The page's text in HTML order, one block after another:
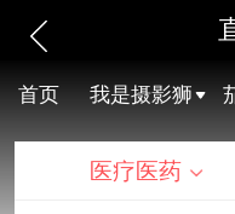
首页 我是摄影狮
医疗医药